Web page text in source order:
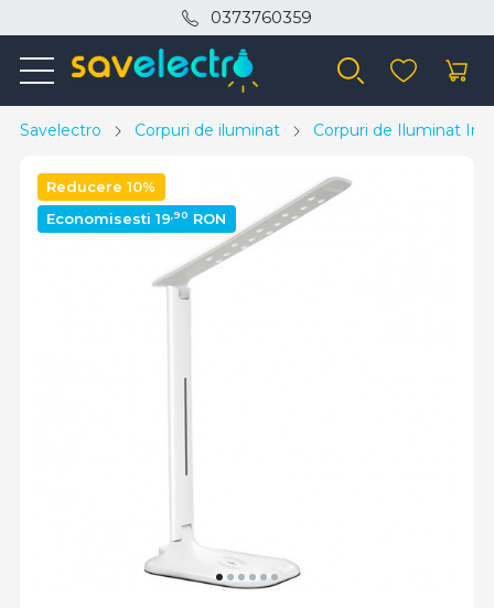
0373760359
Savelectro Corpuri de iluminat Corpuri de Iluminat
Reducere 10%
Economisesti 19,90 RON